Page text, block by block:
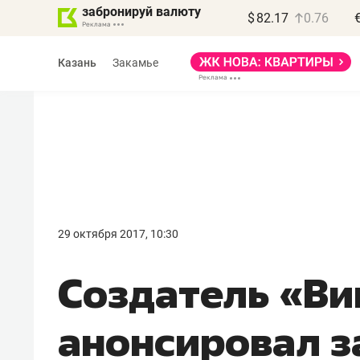
забронируй валюту $ 82.17 0.76
Казань Закамье
29 октября 2017, 10:30
Создатель
анонсировал
правил, бизнес может
потерять минимум